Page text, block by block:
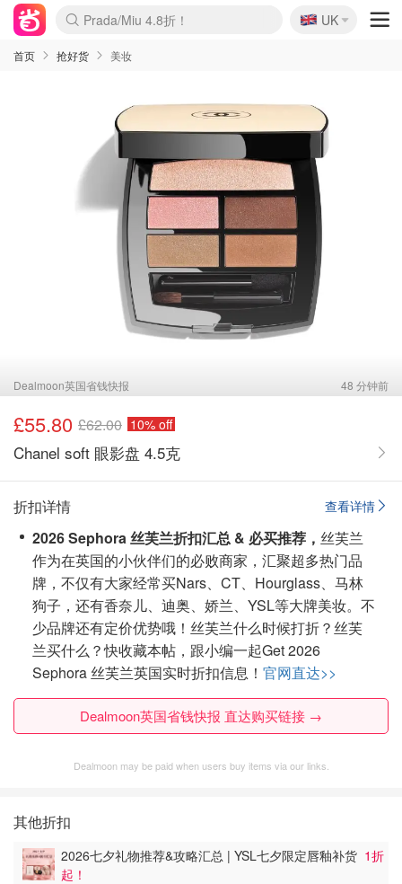
麦卢卡蜂蜜夏促！个位数！
Prada/Miu 4.8折！
啥？必胜客披萨5折！ 🇬🇧
UK
首页 抢好货 美妆
Dealmoon英国省钱快报 48 分钟前
£55.80 £62.00 10% off
Chanel soft 眼影盘 4.5克
查看详情
折扣详情
2026 Sephora 丝芙兰折扣汇总 & 必买推荐， 丝芙兰
作为在英国的小伙伴们的必败商家，汇聚超多热门品
牌，不仅有大家经常买Nars、CT、Hourglass、马林
狗子，还有香奈儿、迪奥、娇兰、YSL等大牌美妆。不
少品牌还有定价优势哦！丝芙兰什么时候打折？丝芙
兰买什么？快收藏本帖，跟小编一起Get 2026
Sephora 丝芙兰英国实时折扣信息！ 官网直达>>
Dealmoon英国省钱快报 直达购买链接 →
Dealmoon may be paid when users buy items via our links.
其他折扣
2026七夕礼物推荐&攻略汇总 | YSL七夕限定唇釉补货 1折
起！